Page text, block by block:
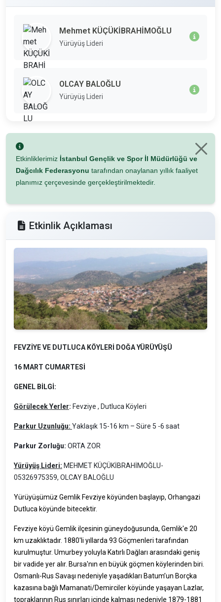
Mehmet KÜÇÜKİBRAHİMOĞLU
Yürüyüş Lideri
OLCAY BALOĞLU
Yürüyüş Lideri
Etkinliklerimiz İstanbul Gençlik ve Spor İl Müdürlüğü ve
Dağcılık Federasyonu tarafından onaylanan yıllık faaliyet
planımız çerçevesinde gerçekleştirilmektedir.
Etkinlik Açıklaması
FEVZİYE VE DUTLUCA KÖYLERİ DOĞA YÜRÜYÜŞÜ
16 MART CUMARTESİ
GENEL BİLGİ:
Görülecek Yerler: Fevziye , Dutluca Köyleri
Parkur Uzunluğu: Yaklaşık 15-16 km – Süre 5 -6 saat
Parkur Zorluğu: ORTA ZOR
Yürüyüş Lideri: MEHMET KÜÇÜKİBRAHİMOĞLU-
05326975359, OLCAY BALOĞLU
Yürüyüşümüz Gemlik Fevziye köyünden başlayıp, Orhangazi
Dutluca köyünde bitecektir.
Fevziye köyü Gemlik ilçesinin güneydoğusunda, Gemlik'e 20
km uzaklıktadır. 1880'li yıllarda 93 Göçmenleri tarafından
kurulmuştur. Umurbey yoluyla Katırlı Dağları arasındaki geniş
bir vadide yer alır. Bursa'nın en büyük göçmen köylerinden biri.
Osmanlı-Rus Savaşı nedeniyle yaşadıkları Batum’un Borçka
kazasına bağlı Mamanati/Demirciler köyünde yaşayan Lazlar,
topraklarının Rus sınırları içinde kalması nedeniyle 1879-1881